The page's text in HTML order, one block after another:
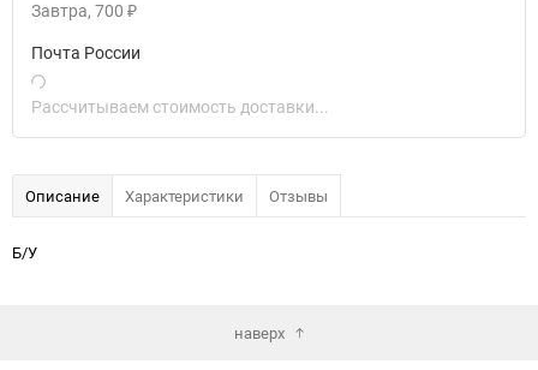
Завтра 700 ₽
Почта России
Рассчитываем стоимость доставки...
Описание Характеристики Отзывы
Б/У
наверх